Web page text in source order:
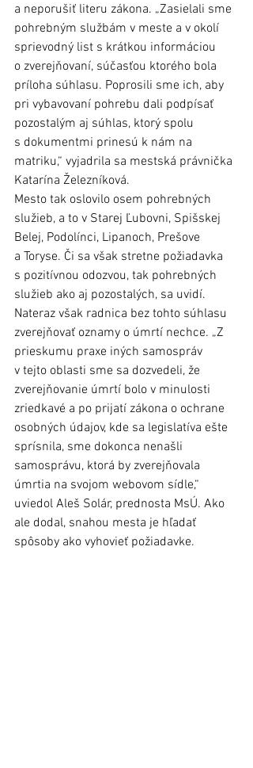
a neporušiť literu zákona. „Zasielali sme
pohrebným službám v meste a v okolí
sprievodný list s krátkou informáciou
o zverejňovaní, súčasťou ktorého bola
príloha súhlasu. Poprosili sme ich, aby
pri vybavovaní pohrebu dali podpísať
pozostalým aj súhlas, ktorý spolu
s dokumentmi prinesú k nám na
matriku,“ vyjadrila sa mestská právnička
Katarína Železníková.
Mesto tak oslovilo osem pohrebných
služieb, a to v Starej Ľubovni, Spišskej
Belej, Podolínci, Lipanoch, Prešove
a Toryse. Či sa však stretne požiadavka
s pozitívnou odozvou, tak pohrebných
služieb ako aj pozostalých, sa uvidí.
Nateraz však radnica bez tohto súhlasu
zverejňovať oznamy o úmrtí nechce. „Z
prieskumu praxe iných samospráv
v tejto oblasti sme sa dozvedeli, že
zverejňovanie úmrtí bolo v minulosti
zriedkavé a po prijatí zákona o ochrane
osobných údajov, kde sa legislatíva ešte
sprísnila, sme dokonca nenašli
samosprávu, ktorá by zverejňovala
úmrtia na svojom webovom sídle,“
uviedol Aleš Solár, prednosta MsÚ. Ako
ale dodal, snahou mesta je hľadať
spôsoby ako vyhovieť požiadavke.